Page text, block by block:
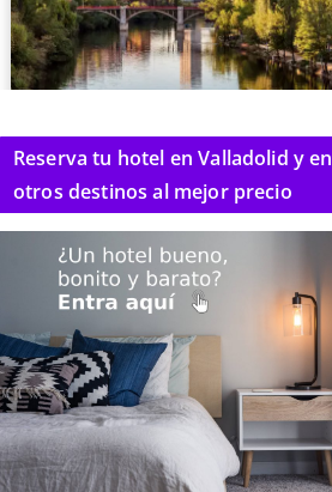
Reserva tu hotel en Valladolid y en
otros destinos al mejor precio